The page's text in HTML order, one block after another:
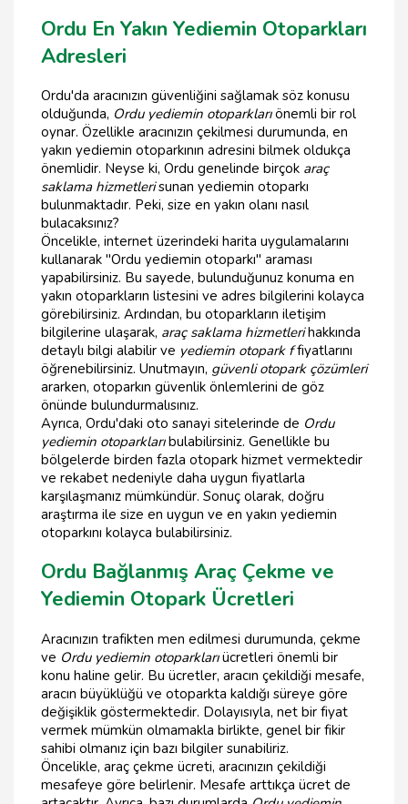
Ordu En Yakın Yediemin Otoparkları
Adresleri
Ordu'da aracınızın güvenliğini sağlamak söz konusu
olduğunda, Ordu yediemin otoparklarıönemli bir rol
oynar. Özellikle aracınızın çekilmesi durumunda, en
yakın yediemin otoparkının adresini bilmek oldukça
önemlidir. Neyse ki, Ordu genelinde birçok araç
saklama hizmetlerisunan yediemin otoparkı
bulunmaktadır. Peki, size en yakın olanı nasıl
bulacaksınız?
Öncelikle, internet üzerindeki harita uygulamalarını
kullanarak "Ordu yediemin otoparkı" araması
yapabilirsiniz. Bu sayede, bulunduğunuz konuma en
yakın otoparkların listesini ve adres bilgilerini kolayca
görebilirsiniz. Ardından, bu otoparkların iletişim
bilgilerine ulaşarak, araç saklama hizmetlerihakkında
detaylı bilgi alabilir ve yediemin otopark ffiyatlarını
öğrenebilirsiniz. Unutmayın, güvenli otopark çözümleri
ararken, otoparkın güvenlik önlemlerini de göz
önünde bulundurmalısınız.
Ayrıca, Ordu'daki oto sanayi sitelerinde de Ordu
yediemin otoparklarıbulabilirsiniz. Genellikle bu
bölgelerde birden fazla otopark hizmet vermektedir
ve rekabet nedeniyle daha uygun fiyatlarla
karşılaşmanız mümkündür. Sonuç olarak, doğru
araştırma ile size en uygun ve en yakın yediemin
otoparkını kolayca bulabilirsiniz.
Ordu Bağlanmış Araç Çekme ve
Yediemin Otopark Ücretleri
Aracınızın trafikten men edilmesi durumunda, çekme
ve Ordu yediemin otoparklarıücretleri önemli bir
konu haline gelir. Bu ücretler, aracın çekildiği mesafe,
aracın büyüklüğü ve otoparkta kaldığı süreye göre
değişiklik göstermektedir. Dolayısıyla, net bir fiyat
vermek mümkün olmamakla birlikte, genel bir fikir
sahibi olmanız için bazı bilgiler sunabiliriz.
Öncelikle, araç çekme ücreti, aracınızın çekildiği
mesafeye göre belirlenir. Mesafe arttıkça ücret de